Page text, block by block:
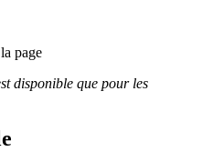
page
disponible que pour les